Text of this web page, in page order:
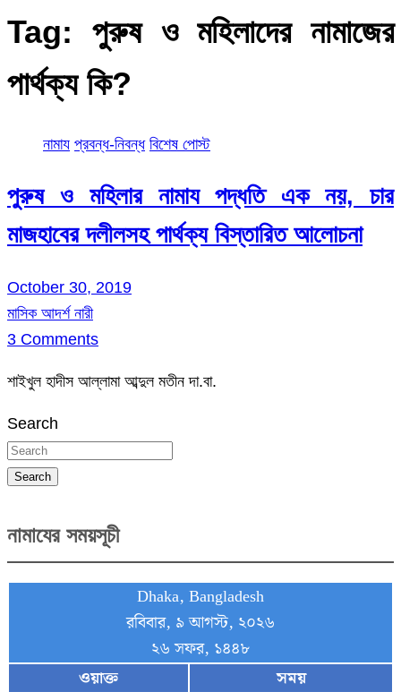
Tag: পুরুষ ও মহিলাদের নামাজের
পার্থক্য কি?
নামায প্রবন্ধ-নিবন্ধ বিশেষ পোস্ট
পুরুষ ও মহিলার নামায পদ্ধতি এক নয়, চার
মাজহাবের দলীলসহ পার্থক্য বিস্তারিত আলোচনা
October 30, 2019
মাসিক আদর্শ নারী
3 Comments
শাইখুল হাদীস আল্লামা আব্দুল মতীন দা.বা.
Search
Search
নামাযের সময়সূচী
Dhaka, Bangladesh
রবিবার, ৯ আগস্ট, ২০২৬
২৬ সফর, ১৪৪৮
ওয়াক্ত
সময়